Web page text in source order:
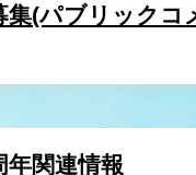
集(パブリックコ
年関連情報